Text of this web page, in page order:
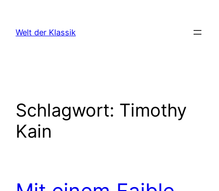
springen
Welt der Klassik
Schlagwort: Timothy
Kain